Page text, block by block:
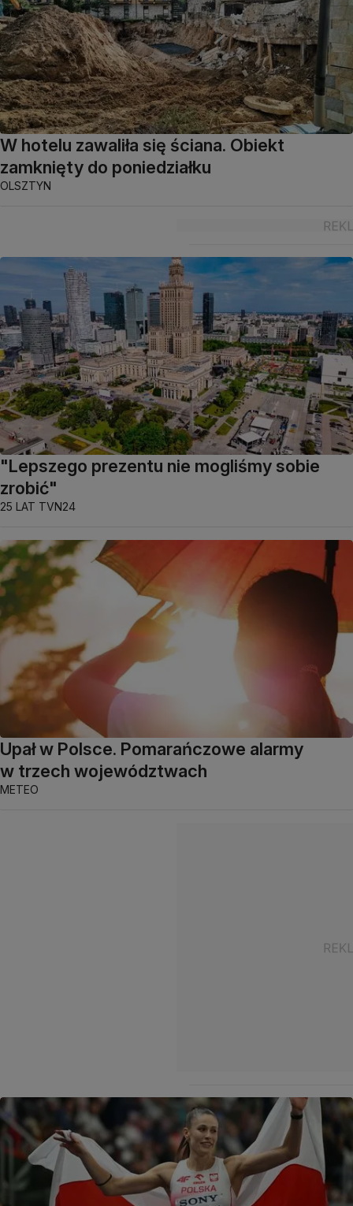
W hotelu zawaliła się ściana. Obiekt
zamknięty do poniedziałku
OLSZTYN
"Lepszego prezentu nie mogliśmy sobie
zrobić"
25 LAT TVN24
Upał w Polsce. Pomarańczowe alarmy
w trzech województwach
METEO